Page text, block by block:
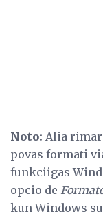
Noto: Alia
povas formati
funkciigas
opcio de
kun Windows